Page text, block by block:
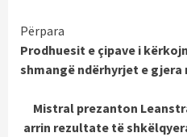
Continue
Reading
Përpara
Prodhuesit e çipave i
shmangë ndërhyrjet e gjera
Mistral prezanton
arrin rezultate të